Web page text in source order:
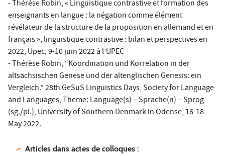
- Thérèse Robin, « Linguistique contrastive et formation des
enseignants en langue : la négation comme élément
révélateur de la structure de la proposition en allemand et en
français », linguistique contrastive : bilan et perspectives en
2022, Upec, 9-10 juin 2022 à l’UPEC
- Thérèse Robin, “Koordination und Korrelation in der
altsächsischen Genese und der altenglischen Genesis: ein
Vergleich.” 28th GeSuS Linguistics Days, Society for Language
and Languages, Theme: Language(s) – Sprache(n) – Sprog
(sg./pl.), University of Southern Denmark in Odense, 16-18
May 2022.
Articles dans actes de colloques :